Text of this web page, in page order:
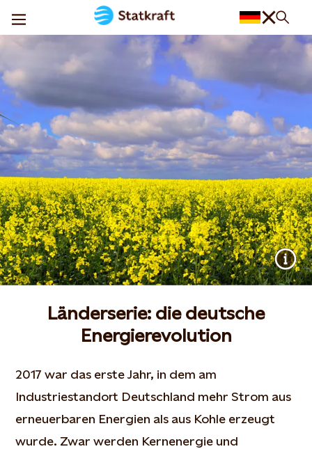
Länderserie: die deutsche
Energierevolution
2017 war das erste Jahr, in dem am
Industriestandort Deutschland mehr Strom aus
erneuerbaren Energien als aus Kohle erzeugt
wurde. Zwar werden Kernenergie und